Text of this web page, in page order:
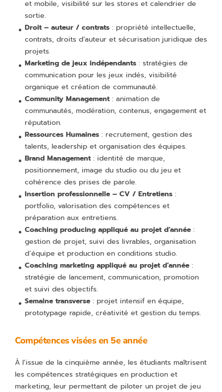
et mobile, visibilité sur les stores et calendrier de
sortie.
Droit – auteur / contrats : propriété intellectuelle,
contrats, droits d’auteur et sécurisation juridique des
projets.
Marketing de jeux indépendants : stratégies de
communication pour les jeux indés, visibilité
organique et création de communauté.
Community Management: animation de
communautés, modération, contenus, engagement et
réputation.
Ressources Humaines : recrutement, gestion des
talents, leadership et organisation des équipes.
Brand Management: identité de marque,
positionnement, image du studio ou du jeu et
cohérence des prises de parole.
Insertion professionnelle – CV / Entretiens :
portfolio, valorisation des compétences et
préparation aux entretiens.
Coaching producing appliqué au projet d’année :
gestion de projet, suivi des livrables, organisation
d’équipe et production en conditions studio.
Coaching marketing appliqué au projet d’année :
stratégie de lancement, communication, promotion
et suivi des objectifs.
Semaine transverse : projet intensif en équipe,
prototypage rapide, créativité et gestion du temps.
Compétences visées en 5e année
À l’issue de la cinquième année, les étudiants maîtrisent
les compétences stratégiques en production et
marketing, leur permettant de piloter un projet de jeu